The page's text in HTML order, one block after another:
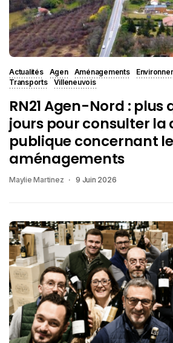
Actualités Agen Aménagements
Transports
Villeneuvois
RN21 Agen-Nord : plus
jours pour consulter
publique concernant
aménagements
Maylie Martinez 9 Juin 2026